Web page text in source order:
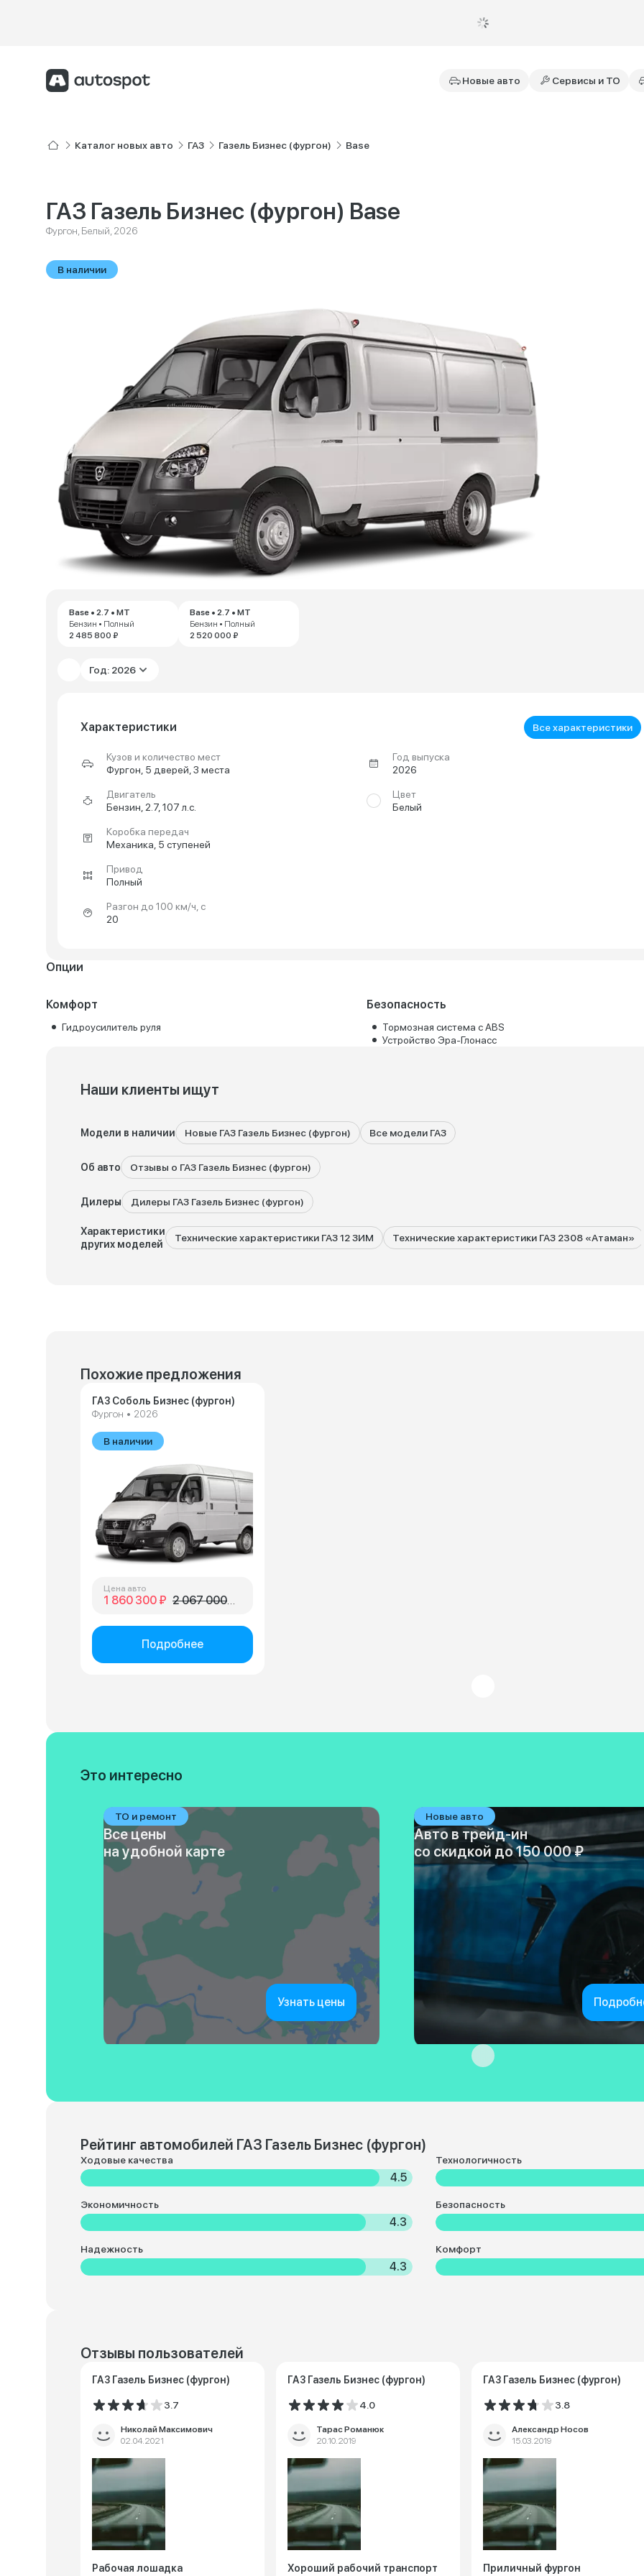
Новые авто Сервисы и ТО
Каталог новых авто ГАЗ Газель Бизнес (фургон) Base
ГАЗ Газель Бизнес (фургон) Base
Фургон, Белый, 2026
В наличии
Base • 2.7 • MT
Бензин • Полный
2 485 800 ₽
Base • 2.7 • MT
Бензин • Полный
2 520 000 ₽
Год: 2026
Характеристики Все характеристики
Кузов и количество мест
Фургон, 5 дверей, 3 места
Двигатель
Бензин, 2.7, 107 л.с.
Коробка передач
Механика, 5 ступеней
Привод
Полный
Разгон до 100 км/ч, с
20
Год выпуска
2026
Цвет
Белый
Опции
Комфорт
Гидроусилитель руля
Безопасность
Тормозная система с ABS
Устройство Эра-Глонасс
Наши клиенты ищут
Модели в наличии Новые ГАЗ Газель Бизнес (фургон) Все модели ГАЗ
Об авто Отзывы о ГАЗ Газель Бизнес (фургон)
Дилеры Дилеры ГАЗ Газель Бизнес (фургон)
Характеристики
других моделей
Технические характеристики ГАЗ 12 ЗИМ Технические характеристики ГАЗ 2308 «Атаман»
Похожие предложения
ГАЗ Соболь Бизнес (фургон)
Фургон • 2026
В наличии
Цена авто
1 860 300 ₽ 2 067 000 ₽
Подробнее
Это интересно
ТО и ремонт
Все цены
на удобной карте
Узнать цены
Новые авто
Авто в трейд-ин
со скидкой до 150 000 ₽
Рейтинг автомобилей ГАЗ Газель Бизнес (фургон)
Ходовые качества
4.5
Технологичность
Экономичность
4.3
Безопасность
Надежность
4.3
Комфорт
Отзывы пользователей
ГАЗ Газель Бизнес (фургон)
3.7
Николай Максимович
02.04.2021
Рабочая лошадка
ГАЗ Газель Бизнес (фургон)
4.0
Тарас Романюк
20.10.2019
Хороший рабочий транспорт
ГАЗ Газель Бизнес (фургон)
3.8
Александр Носов
15.03.2019
Приличный фургон